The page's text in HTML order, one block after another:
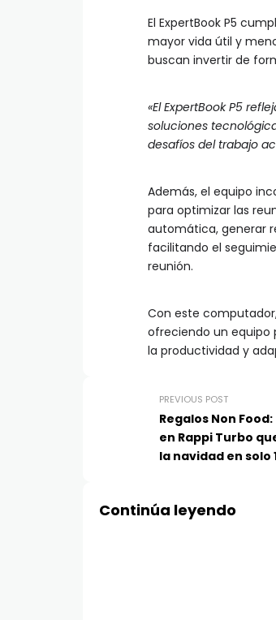
El ExpertBook P5
mayor vida útil y
buscan invertir de
«El ExpertBook P5
soluciones
desafíos del trabajo
Además, el equipo
para optimizar las
automática, generar
facilitando el
reunión.
Con este
ofreciendo un equipo
la productividad y
PREVIOUS POST
Regalos Non
en Rappi Turbo
la navidad en solo
Continúa leyendo